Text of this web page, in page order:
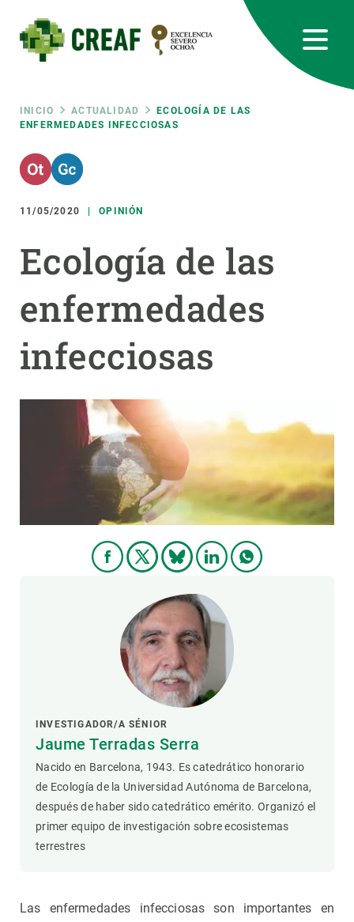
contenido
principal
Ruta
de
navegación
INICIO ACTUALIDAD
ECOLOGÍA DE LAS
ENFERMEDADES INFECCIOSAS
11/05/2020 OPINIÓN
Ecología de las
enfermedades
infecciosas
INVESTIGADOR/A SÉNIOR
Jaume Terradas Serra
Nacido en Barcelona, ​​1943. Es catedrático honorario
de Ecología de la Universidad Autónoma de Barcelona, ​​
después de haber sido catedrático emérito. Organizó el
primer equipo de investigación sobre ecosistemas
terrestres
Las enfermedades infecciosas son importantes en
RRSS
Featured
responsive
INTRANET
Responsive
menu
INVESTIGACIÓN
CIENCIA EN ACCIÓN
ÚNETE A NOSOTROS
NOTICIAS Y AGENDA